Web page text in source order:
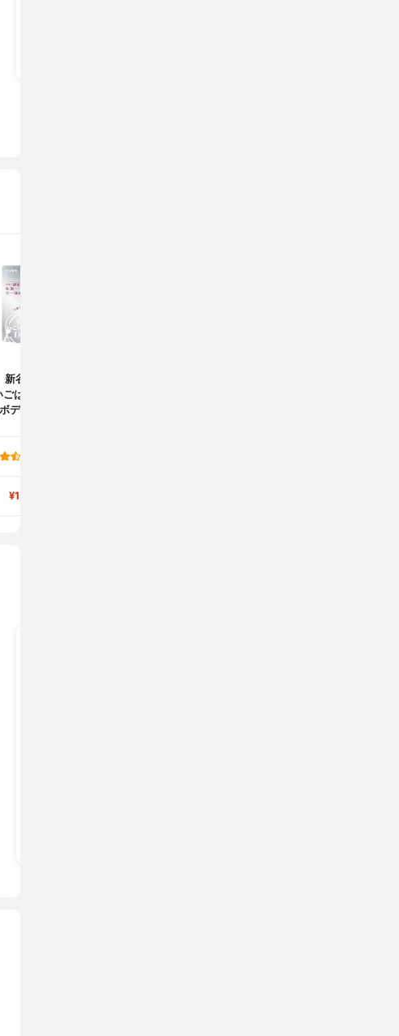
新谷酵素
はんでも W菌
ディメイク
¥1,879